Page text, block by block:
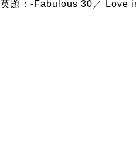
英題：-Fabulous 30／ Love